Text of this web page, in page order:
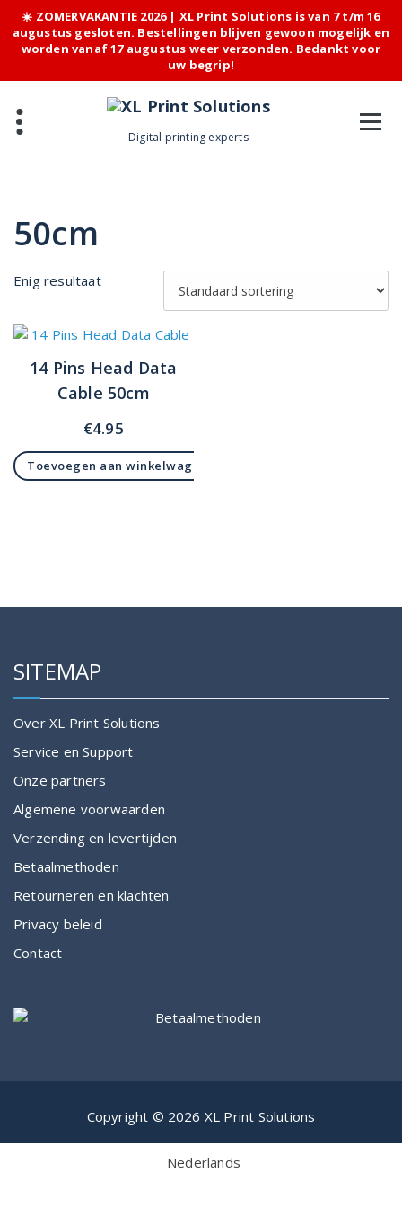
☀️ ZOMERVAKANTIE 2026 | XL Print Solutions is van 7 t/m 16
augustus gesloten. Bestellingen blijven gewoon mogelijk en
worden vanaf 17 augustus weer verzonden. Bedankt voor
uw begrip!
content
Digital printing experts
50cm
Enig resultaat
14 Pins Head Data
Cable 50cm
€4.95
Toevoegen aan winkelwagen
SITEMAP
Over XL Print Solutions
Service en Support
Onze partners
Algemene voorwaarden
Verzending en levertijden
Betaalmethoden
Retourneren en klachten
Privacy beleid
Contact
Copyright © 2026 XL Print Solutions
Nederlands